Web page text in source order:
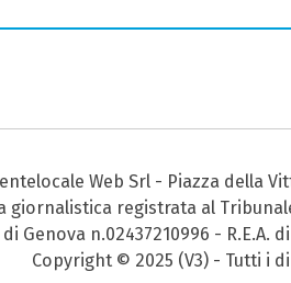
Web Srl - Piazza della
giornalistica registrata al
Genova n.02437210996 - R.E.A.
Copyright © 2025 (V3) - Tutti i